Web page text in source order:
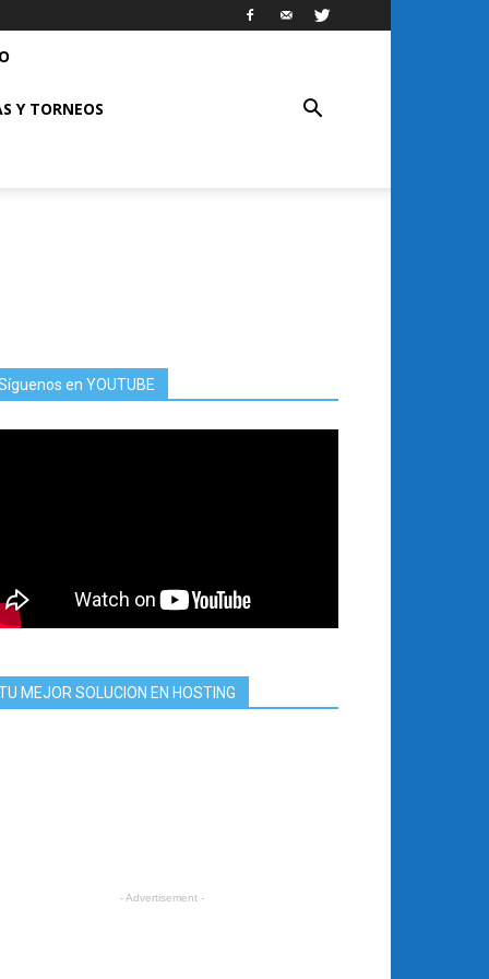
Y TORNEOS
en YOUTUBE
MEJOR SOLUCION EN HOSTING
- Advertisement -